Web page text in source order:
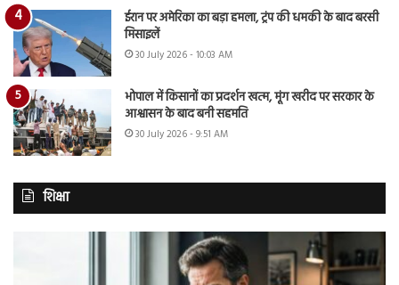
ईरान पर अमेरिका का बड़ा हमला, ट्रंप की धमकी के बाद बरसी
मिसाइलें
30 July 2026 - 10:03 AM
भोपाल में किसानों का प्रदर्शन खत्म, मूंग खरीद पर सरकार के
आश्वासन के बाद बनी सहमति
30 July 2026 - 9:51 AM
शिक्षा